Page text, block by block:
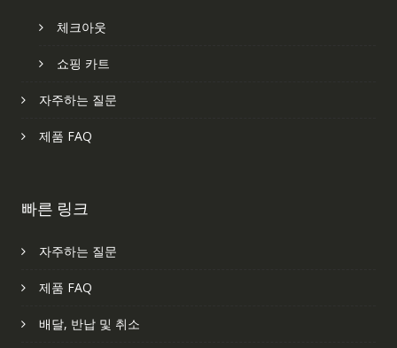
체크아웃
쇼핑 카트
자주하는 질문
제품 FAQ
빠른 링크
자주하는 질문
제품 FAQ
배달, 반납 및 취소